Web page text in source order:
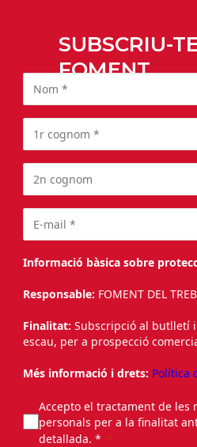
SUBSCRIU-
FOMENT
Informació bàsica sobre
Responsable: FOMENT DEL
Finalitat: Subscripció al butlletí
escau, per a prospecció
Més informació i drets: Política
Accepto el tractament de les
personals per a la finalitat
detallada. *